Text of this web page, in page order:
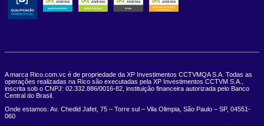
A marca Rico.com.vc é de propriedade da XP Investimentos CCTVMQA S.A. Todas as
operações realizadas na Rico são executadas pela XP Investimentos CCTVM S.A.,
inscrita sob o CNPJ: 02.332.886/0016-82, instituição financeira autorizada pelo Banco
Central do Brasil.
Onde estamos: Av. Chedid Jafet, 75 – Torre sul – Vila Olimpia, São Paulo – SP, 04551-
060